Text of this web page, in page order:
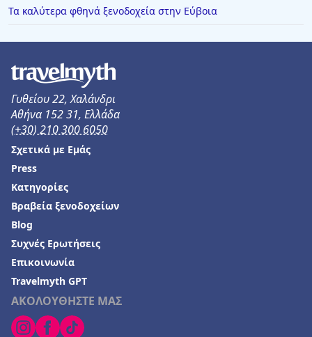
Τα καλύτερα φθηνά ξενοδοχεία στην Εύβοια
Γυθείου 22, Χαλάνδρι
Αθήνα 152 31, Ελλάδα
(+30) 210 300 6050
ΑΚΟΛΟΥΘΗΣΤΕ ΜΑΣ
Σχετικά με Εμάς
Press
Κατηγορίες
Βραβεία ξενοδοχείων
Blog
Συχνές Ερωτήσεις
Επικοινωνία
Travelmyth GPT